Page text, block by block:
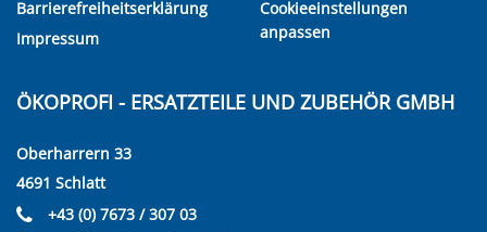
Barrierefreiheitserklärung
Impressum
Cookieeinstellungen
anpassen
ÖKOPROFI - ERSATZTEILE UND ZUBEHÖR GMBH
Oberharrern 33
4691 Schlatt
+43 (0) 7673 / 307 03